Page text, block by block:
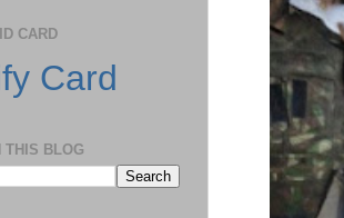
CARD
Card
THIS BLOG